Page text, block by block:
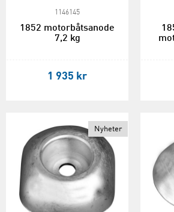
1146145
1852 motorbåtsanode
7,2 kg
1 935 kr
Nyheter